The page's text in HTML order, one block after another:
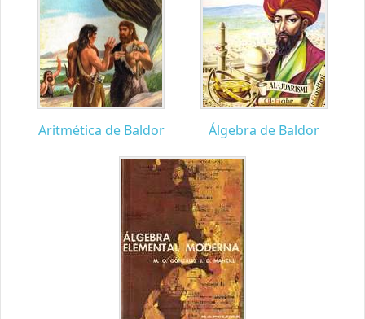
Aritmética de Baldor Álgebra de Baldor